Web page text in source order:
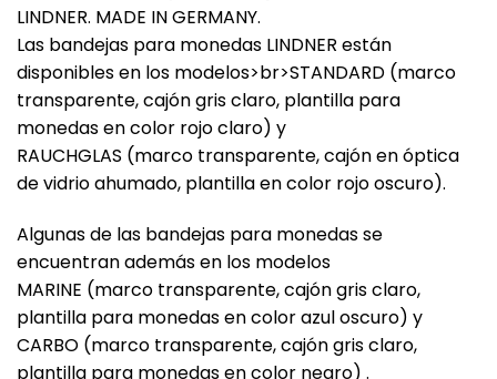
LINDNER. MADE IN GERMANY.
Las bandejas para monedas LINDNER están
disponibles en los modelos>br>STANDARD (marco
transparente, cajón gris claro, plantilla para
monedas en color rojo claro) y
RAUCHGLAS (marco transparente, cajón en óptica
de vidrio ahumado, plantilla en color rojo oscuro).
Algunas de las bandejas para monedas se
encuentran además en los modelos
MARINE (marco transparente, cajón gris claro,
plantilla para monedas en color azul oscuro) y
CARBO (marco transparente, cajón gris claro,
plantilla para monedas en color negro) .